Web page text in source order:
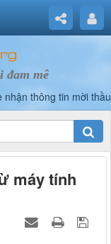
đam mê
máy tính